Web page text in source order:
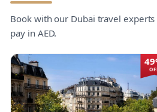
Book with our Dubai travel
pay in AED.